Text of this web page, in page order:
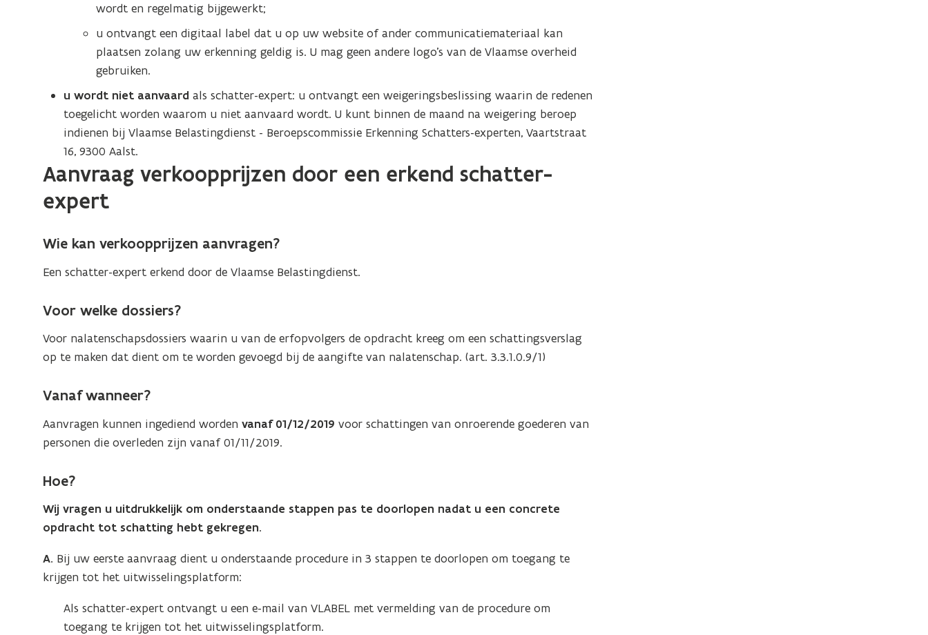
t
e
i
n
i
e
u
v
r
wordt en regelmatig bijgewerkt;
u ontvangt een digitaal label dat u op uw website of ander communicatiemateriaal kan
plaatsen zolang uw erkenning geldig is. U mag geen andere logo’s van de Vlaamse overheid
gebruiken.
u wordt niet aanvaardals schatter-expert: u ontvangt een weigeringsbeslissing waarin de redenen
toegelicht worden waarom u niet aanvaard wordt. U kunt binnen de maand na weigering beroep
indienen bij Vlaamse Belastingdienst - Beroepscommissie Erkenning Schatters-experten, Vaartstraat
16, 9300 Aalst.
Aanvraag verkoopprijzen door een erkend schatter-
expert
Wie kan verkoopprijzen aanvragen?
Een schatter-expert erkend door de Vlaamse Belastingdienst.
Voor welke dossiers?
Voor nalatenschapsdossiers waarin u van de erfopvolgers de opdracht kreeg om een schattingsverslag
op te maken dat dient om te worden gevoegd bij de aangifte van nalatenschap. (art. 3.3.1.0.9/1)
Vanaf wanneer?
Aanvragen kunnen ingediend wordenvanaf 01/12/2019 voor schattingen van onroerende goederen van
personen die overleden zijn vanaf 01/11/2019.
Hoe?
Wij vragen u uitdrukkelijk om onderstaande stappen pas te doorlopen nadat u een concrete
opdracht tot schatting hebt gekregen.
A. Bij uw eerste aanvraag dient u onderstaande procedure in 3 stappen te doorlopen om toegang te
krijgen tot het uitwisselingsplatform:
Als schatter-expert ontvangt u een e-mail van VLABEL met vermelding van de procedure om
toegang te krijgen tot het uitwisselingsplatform.